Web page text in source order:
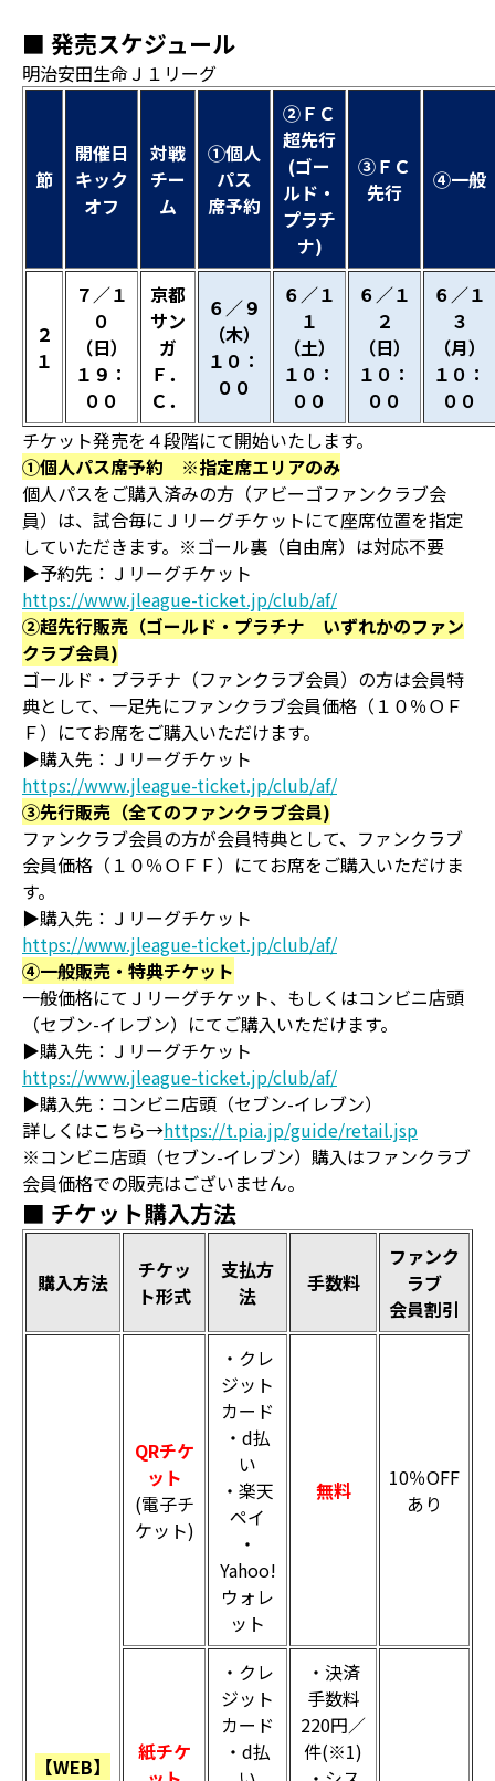
■ 発売スケジュール
明治安田生命Ｊ１リーグ
節
開催日
キック
オフ
対戦
チー
ム
①個人
パス
席予約
②ＦＣ
超先行
(ゴー
ルド・
プラチ
ナ)
③ＦＣ
先行
④一般
２
１
７／１
０
（日）
１９：
００
京都
サン
ガ
Ｆ．
Ｃ．
６／９
（木）
１０：
００
６／１
１
（土）
１０：
００
６／１
２
（日）
１０：
００
６／１
３
（月）
１０：
００
チケット発売を４段階にて開始いたします。
①個人パス席予約 ※指定席エリアのみ
個人パスをご購入済みの方（アビーゴファンクラブ会
員）は、試合毎にＪリーグチケットにて座席位置を指定
していただきます。※ゴール裏（自由席）は対応不要
▶予約先：Ｊリーグチケット
https://www.jleague-ticket.jp/club/af/
②超先行販売（ゴールド・プラチナ いずれかのファン
クラブ会員)
ゴールド・プラチナ（ファンクラブ会員）の方は会員特
典として、一足先にファンクラブ会員価格（１０％ＯＦ
Ｆ）にてお席をご購入いただけます。
▶購入先：Ｊリーグチケット
https://www.jleague-ticket.jp/club/af/
③先行販売（全てのファンクラブ会員)
ファンクラブ会員の方が会員特典として、ファンクラブ
会員価格（１０％ＯＦＦ）にてお席をご購入いただけま
す。
▶購入先：Ｊリーグチケット
https://www.jleague-ticket.jp/club/af/
④一般販売・特典チケット
一般価格にてＪリーグチケット、もしくはコンビニ店頭
（セブン-イレブン）にてご購入いただけます。
▶購入先：Ｊリーグチケット
https://www.jleague-ticket.jp/club/af/
▶購入先：コンビニ店頭（セブン-イレブン）
詳しくはこちら→https://t.pia.jp/guide/retail.jsp
※コンビニ店頭（セブン-イレブン）購入はファンクラブ
会員価格での販売はございません。
■ チケット購入方法
購入方法
チケッ
ト形式
支払方
法
手数料
ファンク
ラブ
会員割引
【WEB】
QRチケ
ット
(電子チ
ケット)
・クレ
ジット
カード
・d払
い
・楽天
ペイ
・
Yahoo!
ウォレ
ット
無料
10％OFF
あり
紙チケ
・クレ
ジット
カード
・d払
・決済
手数料
220円／
件(※1)